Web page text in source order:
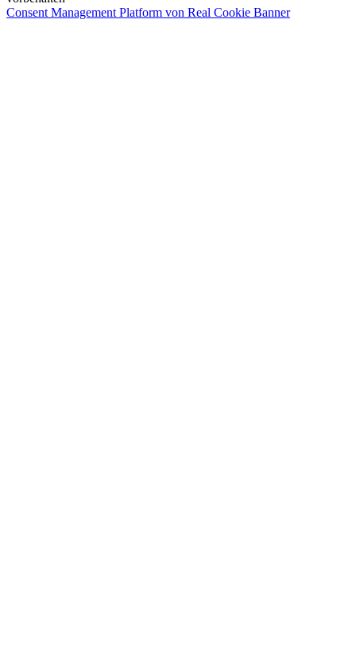
Consent Management Platform von Real Cookie Banner